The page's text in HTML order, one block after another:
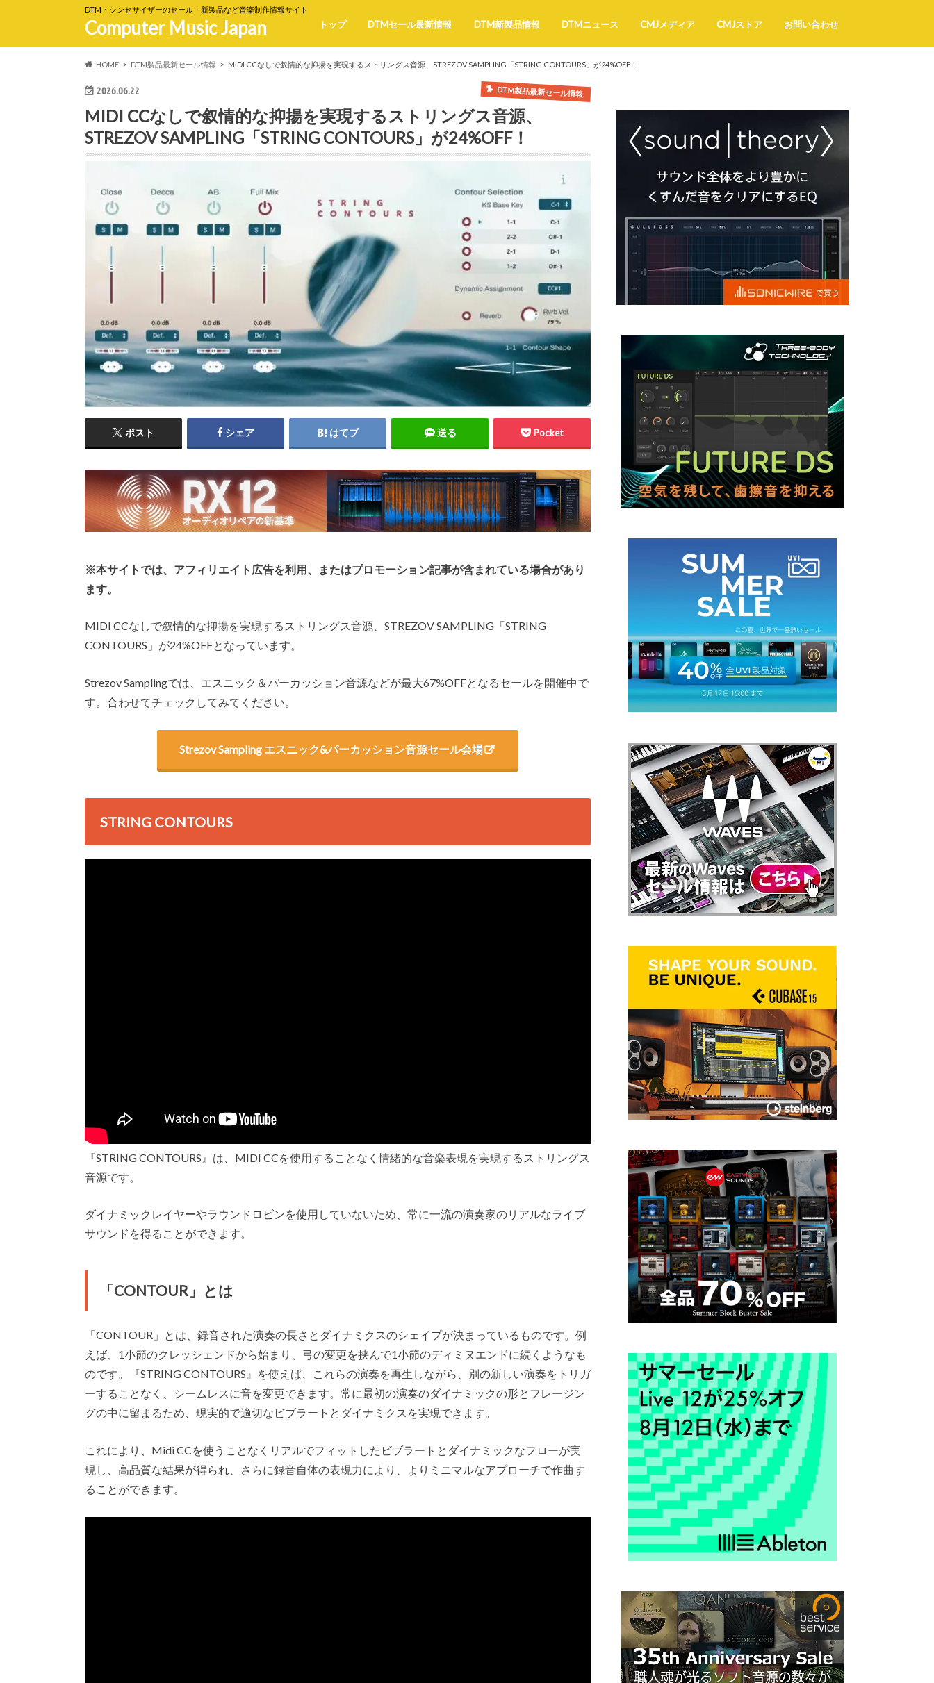
DTM・シンセサイザーのセール・新製品など音楽制作情報サイト
Computer Music Japan トップ DTMセール最新情報 DTM新製品情報 DTMニュース CMJメディア CMJストア お問い合わせ
HOME DTM製品最新セール情報 MIDI CCなしで叙情的な抑揚を実現するストリングス音源、STREZOV SAMPLING「STRING CONTOURS」が24%OFF！
2026.06.22 DTM製品最新セール情報
MIDI CCなしで叙情的な抑揚を実現するストリングス音源、
STREZOV SAMPLING「STRING CONTOURS」が24%OFF！
ポスト シェア はてブ 送る Pocket
※本サイトでは、アフィリエイト広告を利用、またはプロモーション記事が含まれている場合があり
ます。
MIDI CCなしで叙情的な抑揚を実現するストリングス音源、STREZOV SAMPLING「STRING
CONTOURS」が24%OFFとなっています。
Strezov Samplingでは、エスニック＆パーカッション音源などが最大67%OFFとなるセールを開催中で
す。合わせてチェックしてみてください。
Strezov Sampling エスニック&パーカッション音源セール会場
STRING CONTOURS
『STRING CONTOURS』は、MIDI CCを使用することなく情緒的な音楽表現を実現するストリングス
音源です。
ダイナミックレイヤーやラウンドロビンを使用していないため、常に一流の演奏家のリアルなライブ
サウンドを得ることができます。
「CONTOUR」とは
「CONTOUR」とは、録音された演奏の長さとダイナミクスのシェイプが決まっているものです。例
えば、1小節のクレッシェンドから始まり、弓の変更を挟んで1小節のディミヌエンドに続くようなも
のです。『STRING CONTOURS』を使えば、これらの演奏を再生しながら、別の新しい演奏をトリガ
ーすることなく、シームレスに音を変更できます。常に最初の演奏のダイナミックの形とフレージン
グの中に留まるため、現実的で適切なビブラートとダイナミクスを実現できます。
これにより、Midi CCを使うことなくリアルでフィットしたビブラートとダイナミックなフローが実
現し、高品質な結果が得られ、さらに録音自体の表現力により、よりミニマルなアプローチで作曲す
ることができます。